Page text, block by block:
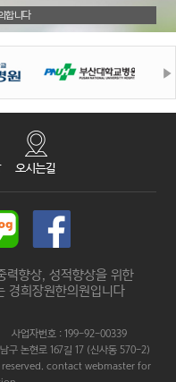
합니다
력향상, 성적향상을 위한
경희장원한의원입니다
사업자번호 : 199-92-00339
논현로 167길 17 (신사동 570-2)
reserved. contact webmaster for